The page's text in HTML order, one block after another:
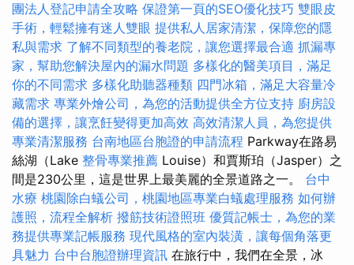
團法人登記申請全攻略 保證第一頁的SEO優化技巧 雙眼皮
手術，輕鬆擁有迷人雙眼 提供私人居家清潔，保障您的隱
私與需求 了解不同類型的養老院，讓您選擇最合適 抓漏專
家，幫助您解決屋內的漏水問題 多樣化的醫美項目，滿足
你的不同需求 多樣化助聽器種類 四門冰箱，滿足大容量冷
藏需求 專業外燴公司，為您的活動提供全方位支持 廚房設
備的選擇，讓烹飪變得更加高效 高效清潔人員，為您提供
專業清潔服務 台南地區台胞證的申請流程 Parkway在路易
絲湖（Lake 整骨專業推薦 Louise）和賈斯珀（Jasper）之
間是230公里，這是世界上最美麗的全景道路之一。 台中
水療 桃園除白蟻公司，桃園地區專業白蟻處理服務 如何辦
護照，流程全解析 撥筋技術證照班 優質記帳士，為您的業
務提供專業記帳服務 現代風格的室內裝潢，讓每個角落更
具魅力 台中台胞證辦理資訊 在旅行中，我們在全景，冰